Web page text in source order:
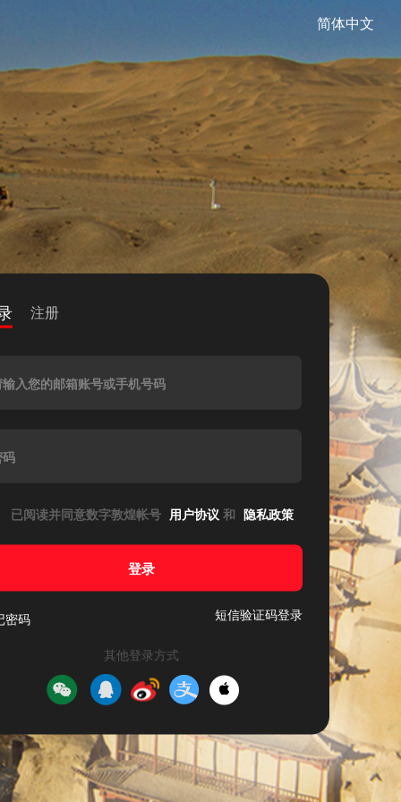
简体中文
注册
入您的邮箱账号或手机号码
已阅读并同意数字敦煌帐号 用户协议 和 隐私政策
登录
密码 短信验证码登录
其他登录方式